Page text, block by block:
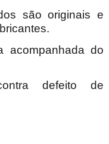
são originais e
acompanhada do
defeito de